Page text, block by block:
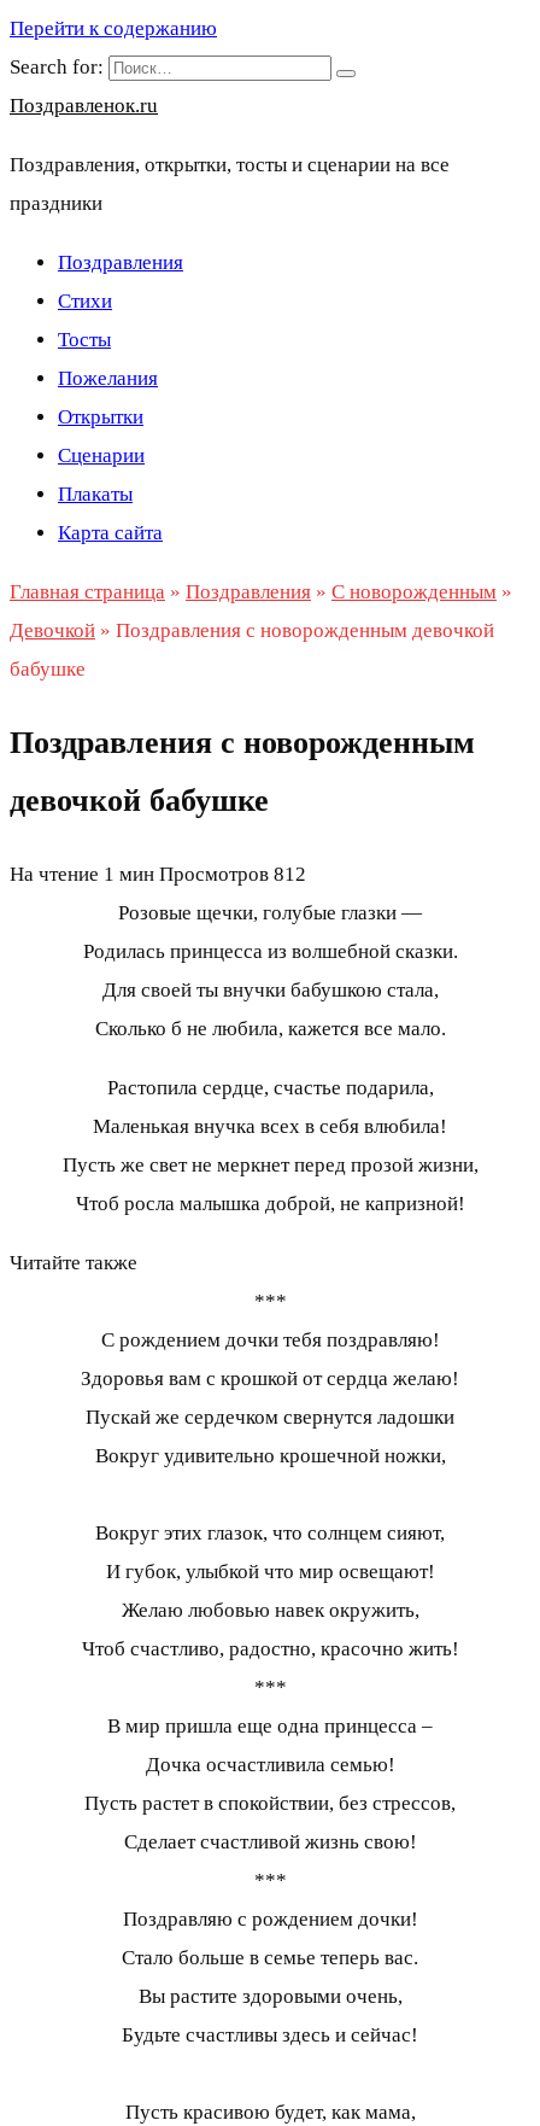
Перейти к содержанию
Search for:
Поздравленок.ru
Поздравления, открытки, тосты и сценарии на все
праздники
Поздравления
Стихи
Тосты
Пожелания
Открытки
Сценарии
Плакаты
Карта сайта
Главная страница » Поздравления » С новорожденным »
Девочкой » Поздравления с новорожденным девочкой
бабушке
Поздравления с новорожденным
девочкой бабушке
На чтение 1 мин Просмотров 812
Розовые щечки, голубые глазки —
Родилась принцесса из волшебной сказки.
Для своей ты внучки бабушкою стала,
Сколько б не любила, кажется все мало.
Растопила сердце, счастье подарила,
Маленькая внучка всех в себя влюбила!
Пусть же свет не меркнет перед прозой жизни,
Чтоб росла малышка доброй, не капризной!
Читайте также
***
С рождением дочки тебя поздравляю!
Здоровья вам с крошкой от сердца желаю!
Пускай же сердечком свернутся ладошки
Вокруг удивительно крошечной ножки,
Вокруг этих глазок, что солнцем сияют,
И губок, улыбкой что мир освещают!
Желаю любовью навек окружить,
Чтоб счастливо, радостно, красочно жить!
***
В мир пришла еще одна принцесса –
Дочка осчастливила семью!
Пусть растет в спокойствии, без стрессов,
Сделает счастливой жизнь свою!
***
Поздравляю с рождением дочки!
Стало больше в семье теперь вас.
Вы растите здоровыми очень,
Будьте счастливы здесь и сейчас!
Пусть красивою будет, как мама,